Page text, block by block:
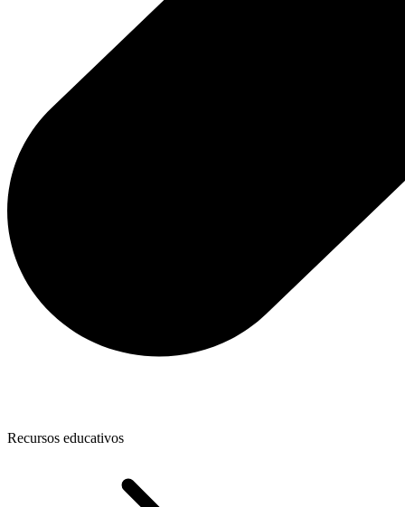
Recursos educativos